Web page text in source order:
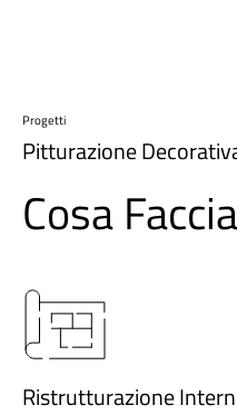
Progetti
Pitturazione
Cosa
Ristrutturazione